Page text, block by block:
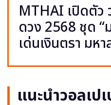
MTHAI เปิดตัว
ดวง 2568 ชุด “
เด่นเงินตรา มหา
แนะนำวอลเป